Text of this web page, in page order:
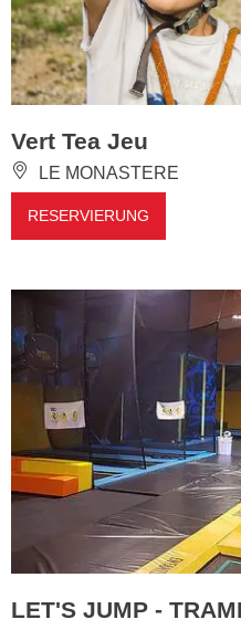
Vert Tea Jeu
LE MONASTERE
RESERVIERUNG
LET'S JUMP -